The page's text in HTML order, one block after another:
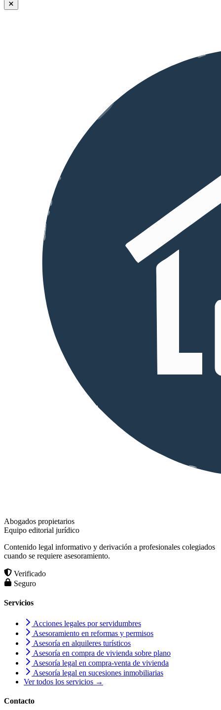
Abogados propietarios
Equipo editorial jurídico
Contenido legal informativo y derivación a profesionales colegiados
cuando se requiere asesoramiento.
Verificado
Seguro
Servicios
Acciones legales por servidumbres
Asesoramiento en reformas y permisos
Asesoría en alquileres turísticos
Asesoría en compra de vivienda sobre plano
Asesoría legal en compra-venta de vivienda
Asesoría legal en sucesiones inmobiliarias
Ver todos los servicios →
Contacto